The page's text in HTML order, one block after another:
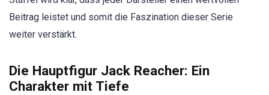
Beitrag leistet und somit die Faszination dieser Serie
weiter verstärkt.
Die Hauptfigur Jack Reacher: Ein
Charakter mit Tiefe